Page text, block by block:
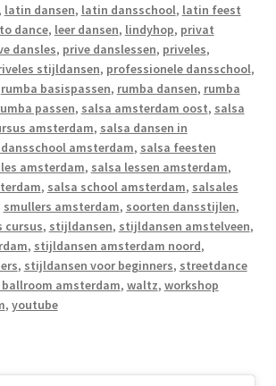
, latin dansen, latin dansschool, latin feest
dance, leer dansen, lindyhop, privat
dansles, prive danslessen, priveles,
stijldansen, professionele dansschool,
rumba basispassen, rumba dansen, rumba
passen, salsa amsterdam oost, salsa
amsterdam, salsa dansen in
amsterdam, salsa feesten
amsterdam, salsa lessen amsterdam,
, salsa school amsterdam, salsales
smullers amsterdam, soorten dansstijlen,
cursus, stijldansen, stijldansen amstelveen,
, stijldansen amsterdam noord,
, stijldansen voor beginners, streetdance
amsterdam, waltz, workshop
, youtube